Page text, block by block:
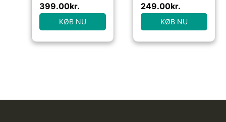
399.00kr.
KØB NU
249.00kr.
KØB NU